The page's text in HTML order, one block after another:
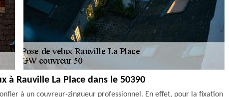
Rauville La Place dans le 50390
à un couvreur-zingueur professionnel. En effet, pour la fixation